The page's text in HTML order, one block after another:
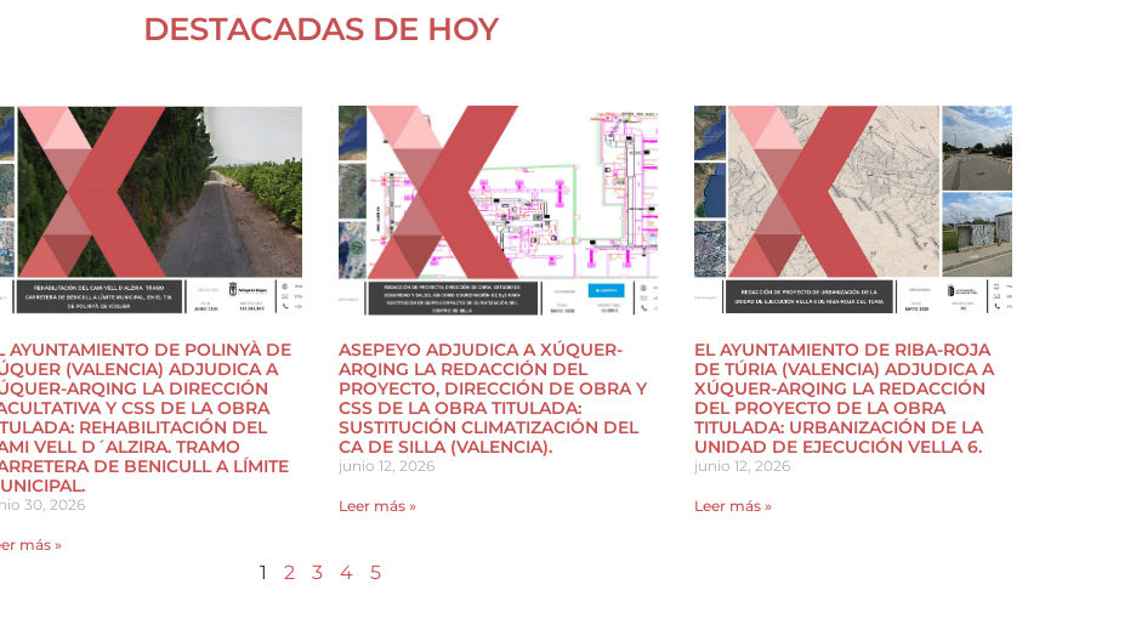
DESTACADAS DE HOY
AYUNTAMIENTO DE POLINYÀ DE
(VALENCIA) ADJUDICA A
ARQING LA DIRECCIÓN
Y CSS DE LA OBRA
REHABILITACIÓN DEL
VELL D´ALZIRA. TRAMO
DE BENICULL A LÍMITE
30, 2026
más »
ASEPEYO ADJUDICA A XÚQUER-
ARQING LA REDACCIÓN DEL
PROYECTO, DIRECCIÓN DE OBRA Y
CSS DE LA OBRA TITULADA:
SUSTITUCIÓN CLIMATIZACIÓN DEL
CA DE SILLA (VALENCIA).
junio 12, 2026
Leer más »
EL AYUNTAMIENTO DE RIBA-ROJA
DE TÚRIA (VALENCIA) ADJUDICA A
XÚQUER-ARQING LA REDACCIÓN
DEL PROYECTO DE LA OBRA
TITULADA: URBANIZACIÓN DE LA
UNIDAD DE EJECUCIÓN VELLA 6.
junio 12, 2026
Leer más »
1 2 3 4 5